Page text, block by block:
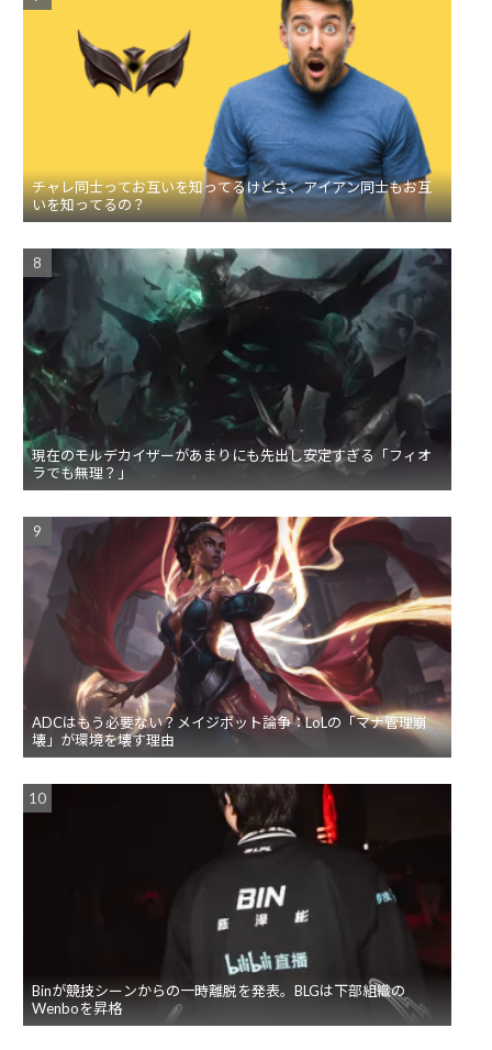
チャレ同士ってお互いを知ってるけどさ、アイアン同士もお互
いを知ってるの？
現在のモルデカイザーがあまりにも先出し安定すぎる「フィオ
ラでも無理？」
ADCはもう必要ない？メイジボット論争：LoLの「マナ管理崩
壊」が環境を壊す理由
Binが競技シーンからの一時離脱を発表。BLGは下部組織の
Wenboを昇格